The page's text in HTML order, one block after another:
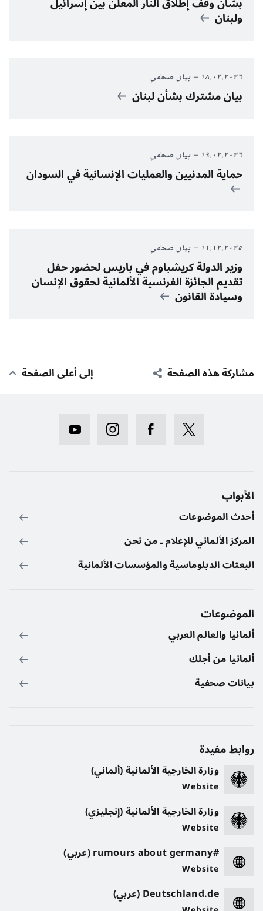
ولبنان
١٨.٠٣.٢٠٢٦ بيان صحفي
بيان مشترك بشأن لبنان
١٩.٠٢.٢٠٢٦ بيان صحفي
حماية المدنيين والعمليات الإنسانية في السودان
١١.١٢.٢٠٢٥ بيان صحفي
وزير الدولة كريشباوم في باريس لحضور حفل
تقديم الجائزة الفرنسية الألمانية لحقوق الإنسان
وسيادة القانون
مشاركة هذه الصفحة إلى أعلى الصفحة
الأبواب
أحدث الموضوعات
المركز الألماني للإعلام ـ من نحن
البعثات الدبلوماسية والمؤسسات الألمانية
الموضوعات
ألمانيا والعالم العربي
ألمانيا من أجلك
بيانات صحفية
روابط مفيدة
وزارة الخارجية الألمانية (ألماني)
Website
وزارة الخارجية الألمانية (إنجليزي)
Website
#rumours about germany (عربي)
Website
Deutschland.de (عربي)